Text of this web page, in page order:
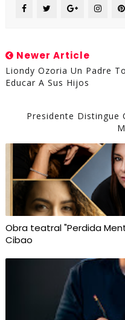
Newer Article
Liondy Ozoria Un Padre
Educar A Sus Hijos
Presidente Distingue
Obra teatral "Perdida
Cibao